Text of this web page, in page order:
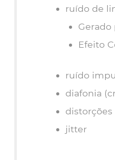
ruído de
Efeito
ruído
diafonia
distorções
jitter